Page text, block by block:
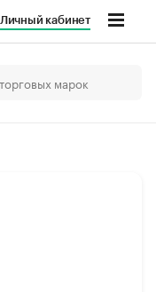
Личный кабинет